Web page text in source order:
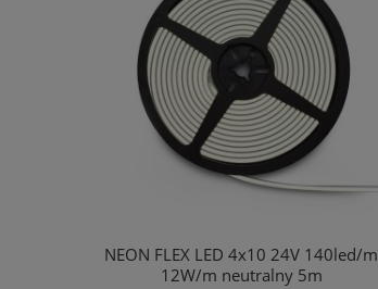
NEON FLEX LED 4x10 24V 140led/m
12W/m neutralny 5m